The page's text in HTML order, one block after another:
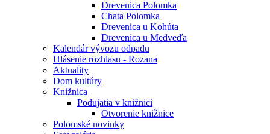
Drevenica Polomka
Chata Polomka
Drevenica u Kohúta
Drevenica u Medveďa
Kalendár vývozu odpadu
Hlásenie rozhlasu - Rozana
Aktuality
Dom kultúry
Knižnica
Podujatia v knižnici
Otvorenie knižnice
Polomské novinky